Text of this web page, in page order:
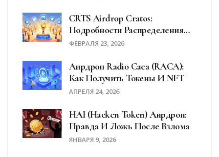
CRTS Airdrop Cratos:
Подробности Распределения
Токенов И Итоги События
ФЕВРАЛЯ 23, 2026
Аирдроп Radio Caca (RACA):
Как Получить Токены И NFT
АПРЕЛЯ 24, 2026
HAI (Hacken Token) Аирдроп:
Правда И Ложь После Взлома
ЯНВАРЯ 9, 2026